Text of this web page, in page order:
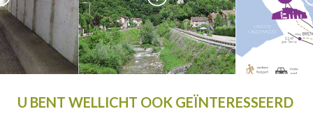
U BENT WELLICHT OOK GEÏNTERESSEERD